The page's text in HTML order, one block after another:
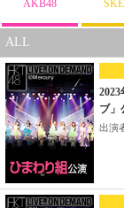
AKB48
ALL
ブ」
出演